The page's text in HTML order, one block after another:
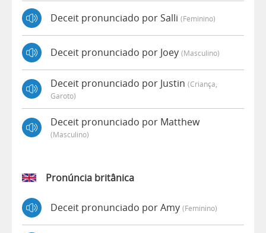
Deceit pronunciado por Salli (feminino)
Deceit pronunciado por Joey (masculino)
Deceit pronunciado por Justin (criança,
Garoto)
Deceit pronunciado por Matthew
(masculino)
Pronúncia britânica
Deceit pronunciado por Amy (feminino)